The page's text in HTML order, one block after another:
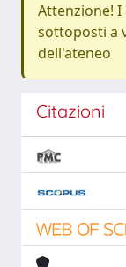
Attenzione!
sottoposti a
dell'ateneo
Citazioni